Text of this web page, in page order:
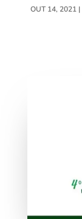
OUT 14, 2021 |